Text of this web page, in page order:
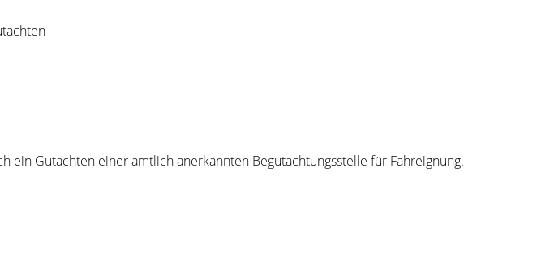
Gutachten einer amtlich anerkannten Begutachtungsstelle für Fahreignung.